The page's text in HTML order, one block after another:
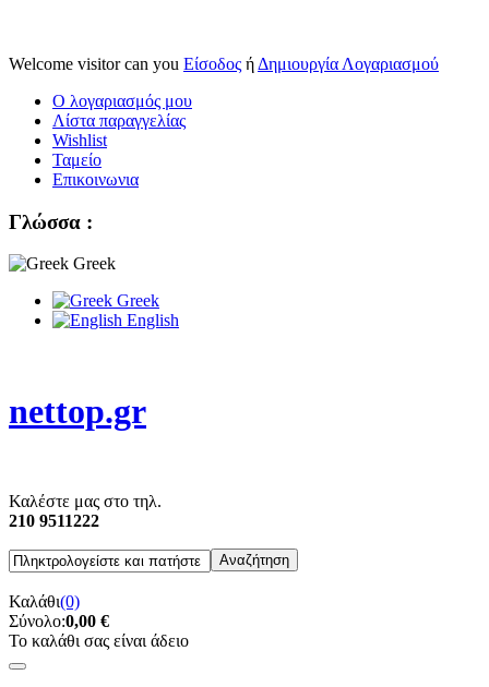
Welcome visitor can you Είσοδος ή Δημιουργία Λογαριασμού
Ο λογαριασμός μου
Λίστα παραγγελίας
Wishlist
Ταμείο
Επικοινωνια
Γλώσσα :
Greek
Greek
English
nettop.gr
Καλέστε μας στο τηλ.
210 9511222
Καλάθι(0)
Σύνολο:0,00 €
Το καλάθι σας είναι άδειο